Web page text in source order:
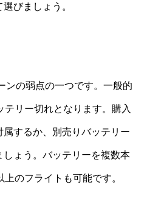
びましょう。
ンの弱点の一つです。一般的
リー切れとなります。購入
するか、別売りバッテリー
ょう。バッテリーを複数本
のフライトも可能です。